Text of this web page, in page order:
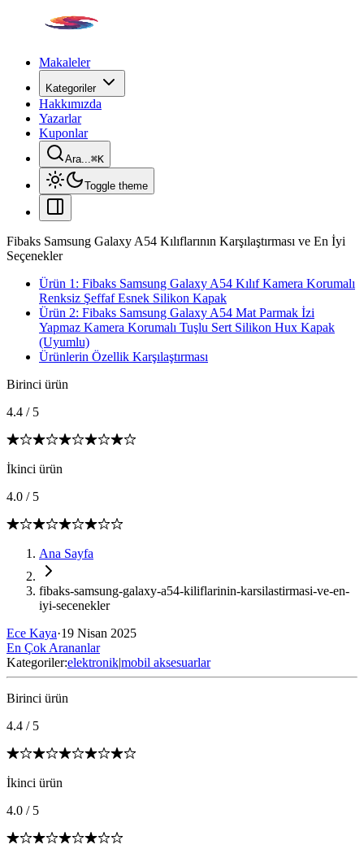
Makaleler
Kategoriler
Hakkımızda
Yazarlar
Kuponlar
Ara...⌘K
Toggle theme
Fibaks Samsung Galaxy A54 Kılıflarının Karşılaştırması ve En İyi
Seçenekler
Ürün 1: Fibaks Samsung Galaxy A54 Kılıf Kamera Korumalı
Renksiz Şeffaf Esnek Silikon Kapak
Ürün 2: Fibaks Samsung Galaxy A54 Mat Parmak İzi
Yapmaz Kamera Korumalı Tuşlu Sert Silikon Hux Kapak
(Uyumlu)
Ürünlerin Özellik Karşılaştırması
Birinci ürün
4.4 / 5
İkinci ürün
4.0 / 5
Ana Sayfa
fibaks-samsung-galaxy-a54-kiliflarinin-karsilastirmasi-ve-en-
iyi-secenekler
Ece Kaya·19 Nisan 2025
En Çok Arananlar
Kategoriler:elektronik|mobil aksesuarlar
Birinci ürün
4.4 / 5
İkinci ürün
4.0 / 5